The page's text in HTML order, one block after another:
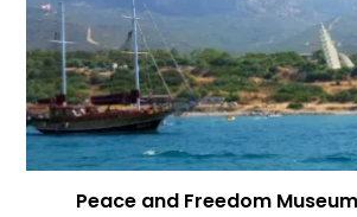
Peace and Freedom